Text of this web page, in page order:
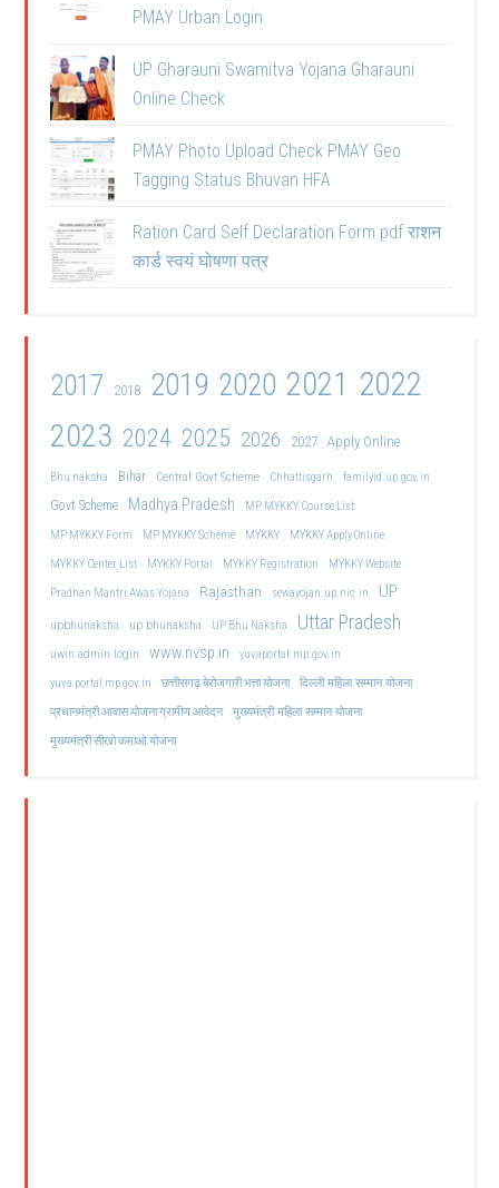
PMAY Urban Login
UP Gharauni Swamitva Yojana Gharauni
Online Check
PMAY Photo Upload Check PMAY Geo
Tagging Status Bhuvan HFA
Ration Card Self Declaration Form pdf राशन
कार्ड स्वयं घोषणा पत्र
2017 2018 2019 2020 2021 2022
2023 2024 2025 2026 2027 Apply Online
Bhu naksha Bihar Central Govt Scheme Chhattisgarh familyid.up.gov.in
Govt Scheme Madhya Pradesh
MP MYKKY Course List
MP MYKKY Form
MP MYKKY Scheme MYKKY
MYKKY Apply Online
MYKKY Center List
MYKKY Portal MYKKY Registration
MYKKY Website
Pradhan Mantri Awas Yojana
Rajasthan sewayojan.up.nic.in UP
upbhunaksha up bhunaksha UP Bhu Naksha Uttar Pradesh
uwin admin login www.nvsp.in
yuvaportal.mp.gov.in
yuva portal mp gov.in
छत्तीसगढ़ बेरोजगारी भत्ता योजना दिल्ली महिला सम्मान योजना
प्रधानमंत्री आवास योजना ग्रामीण आवेदन मुख्यमंत्री महिला सम्मान योजना
मुख्यमंत्री सीखो कमाओ योजना